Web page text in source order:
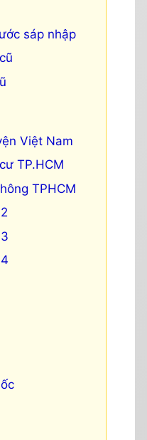
sáp nhập
Việt Nam
TP.HCM
TPHCM